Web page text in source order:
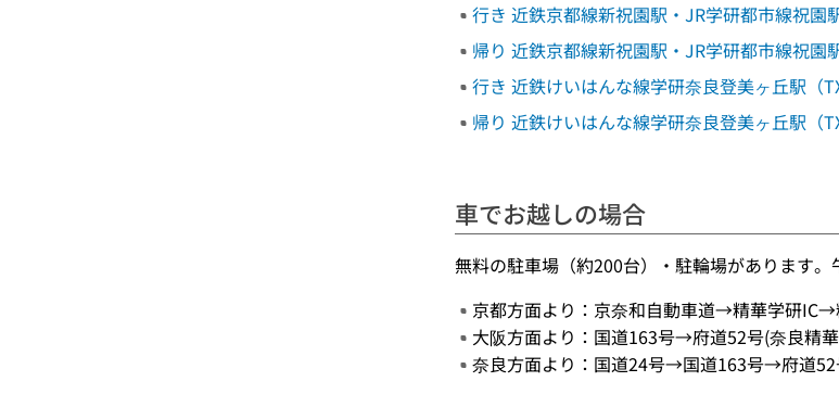
行き 近鉄京都線新祝園駅・JR学研都市線祝園
帰り 近鉄京都線新祝園駅・JR学研都市線祝園
行き 近鉄けいはんな線学研奈良登美ヶ丘駅（
帰り 近鉄けいはんな線学研奈良登美ヶ丘駅（
車でお越しの場合
無料の駐車場（約200台）・駐輪場があります
京都方面より：京奈和自動車道→精華学研IC→
大阪方面より：国道163号→府道52号(奈良精
奈良方面より：国道24号→国道163号→府道52